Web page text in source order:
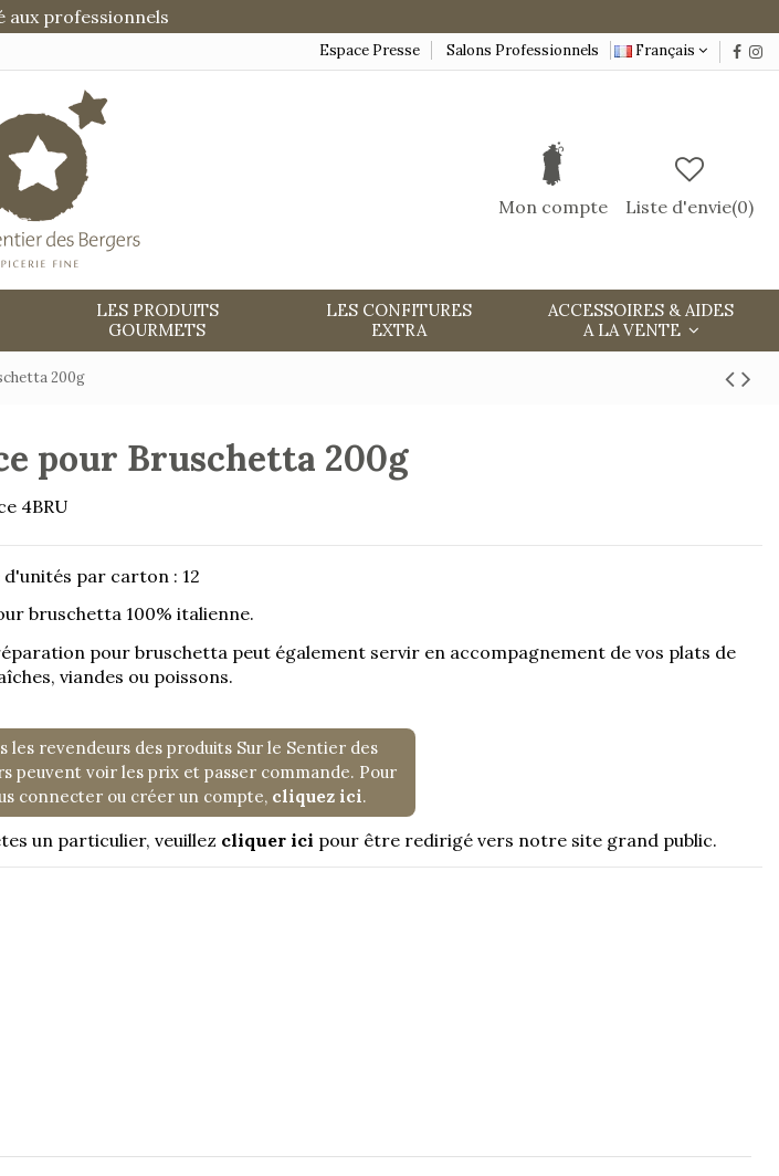
aux professionnels
Espace Presse Salons Professionnels Français
Mon compte Liste d'envie(0)
LES PRODUITS
GOURMETS
LES CONFITURES
EXTRA
ACCESSOIRES & AIDES
A LA VENTE
200g
pour Bruschetta 200g
4BRU
par carton : 12
bruschetta 100% italienne.
pour bruschetta peut également servir en accompagnement de vos plats de
viandes ou poissons.
les revendeurs des produits Sur le Sentier des
peuvent voir les prix et passer commande. Pour
connecter ou créer un compte, cliquez ici.
un particulier, veuillez cliquer ici pour être redirigé vers notre site grand public.